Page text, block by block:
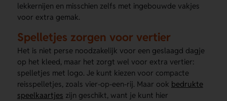
lekkernijen en misschien zelfs met ingebouwde vakjes
voor extra gemak.
Spelletjes zorgen voor vertier
Het is niet perse noodzakelijk voor een geslaagd dagje
op het kleed, maar het zorgt wel voor extra vertier:
spelletjes met logo. Je kunt kiezen voor compacte
reisspelletjes, zoals vier-op-een-rij. Maar ook bedrukte
speelkaartjes zijn geschikt, want je kunt hier